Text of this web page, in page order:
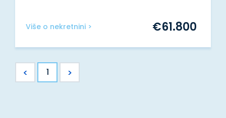
Više o nekretnini > €61.800
< 1 >